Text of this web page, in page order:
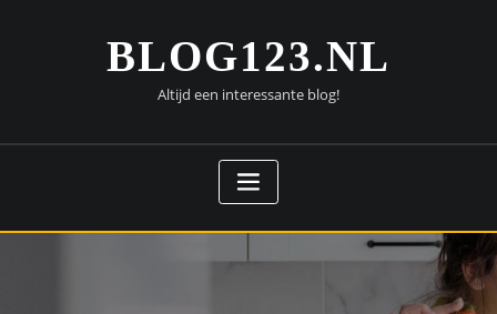
BLOG123.NL
Altijd een interessante blog!